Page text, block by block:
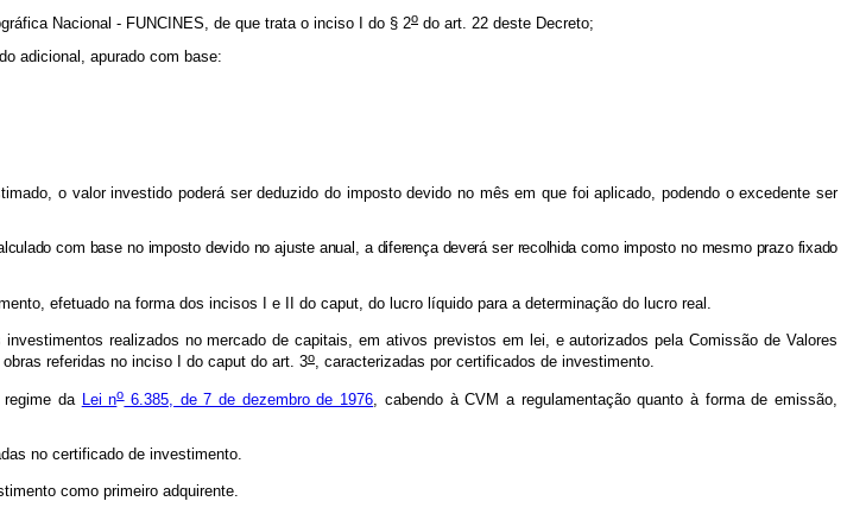
Nacional - FUNCINES, de que trata o inciso I do § 2o do art. 22 deste Decreto;
adicional, apurado com base:
o valor investido poderá ser deduzido do imposto devido no mês em que foi aplicado, podendo o excedente ser
com base no imposto devido no ajuste anual, a diferença deverá ser recolhida como imposto no mesmo prazo fixado
efetuado na forma dos incisos I e II do caput, do lucro líquido para a determinação do lucro real.
realizados no mercado de capitais, em ativos previstos em lei, e autorizados pela Comissão de Valores
referidas no inciso I do caput do art. 3o, caracterizadas por certificados de investimento.
da Lei no6.385, de 7 de dezembro de 1976 , cabendo à CVM a regulamentação quanto à forma de emissão,
no certificado de investimento.
como primeiro adquirente.